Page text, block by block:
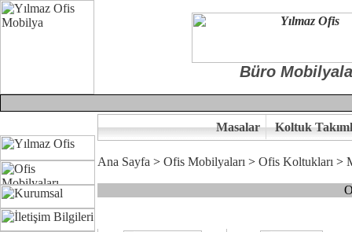
Büro
Masalar Koltuk
Ana Sayfa > Ofis Mobilyaları > Ofis Koltukları >